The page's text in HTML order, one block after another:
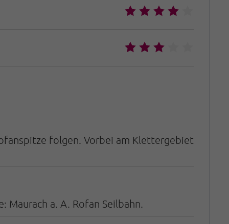
🞙🞙🞙🞙
🞙🞙🞙
folgen. Vorbei am Klettergebiet
a. A. Rofan Seilbahn.